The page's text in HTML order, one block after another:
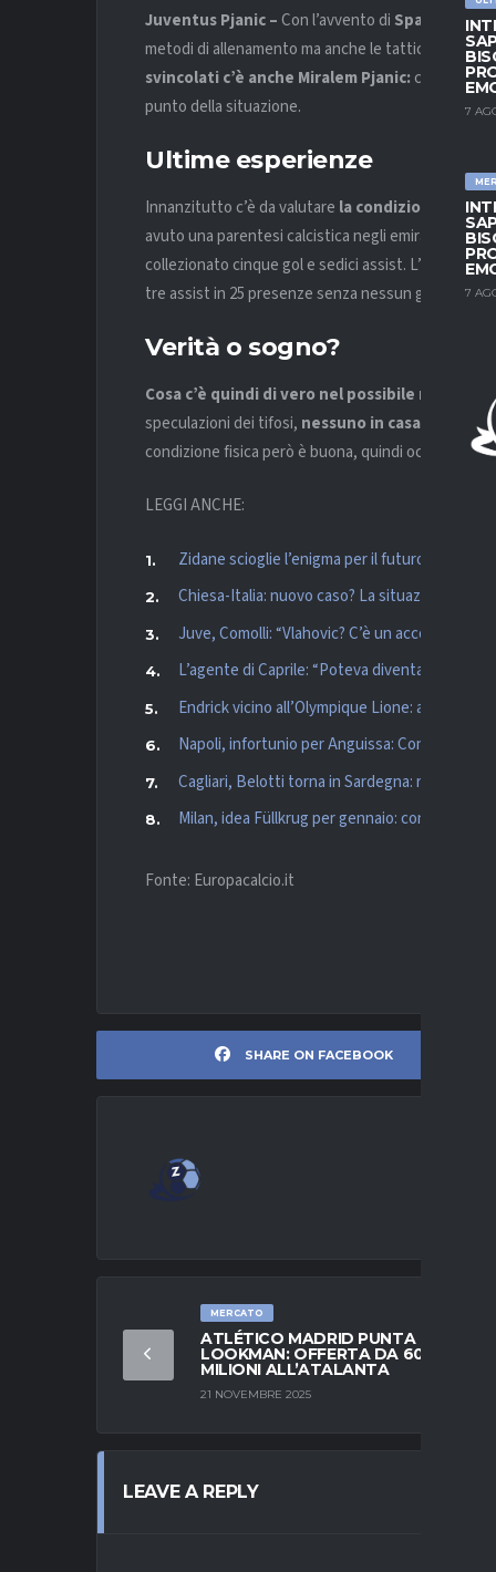
7
7
Juventus Pjanic –Con l’avvento di Spalletti
metodi di allenamento ma anche le tattiche di
svincolati c’è anche Miralem Pjanic:cosa c’è
punto della situazione.
Ultime esperienze
Innanzitutto c’è da valutare la condizione fisica
avuto una parentesi calcistica negli emirati, allo
collezionato cinque gol e sedici assist. L’ultima
tre assist in 25 presenze senza nessun gol
Verità o sogno?
Cosa c’è quindi di vero nel possibile ritorno di
speculazioni dei tifosi, nessuno in casa
condizione fisica però è buona, quindi occhio: nel
LEGGI ANCHE:
Zidane scioglie l’enigma per il futuro:
Chiesa-Italia: nuovo caso? La situazione
Juve, Comolli: “Vlahovic? C’è un accordo, ne
L’agente di Caprile: “Poteva diventare il
Endrick vicino all’Olympique Lione: accordo in
Napoli, infortunio per Anguissa: Conte in ansia
Cagliari, Belotti torna in Sardegna: rientro
Milan, idea Füllkrug per gennaio: contatti con il
Fonte: Europacalcio.it
SHARE ON FACEBOOK
MERCATO
ATLÉTICO MADRID PUNTA
LOOKMAN: OFFERTA DA 60
MILIONI ALL’ATALANTA
21 NOVEMBRE 2025
LEAVE A REPLY